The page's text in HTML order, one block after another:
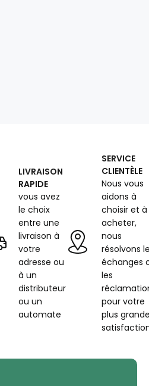
LIVRAISON
RAPIDE
vous avez
le choix
entre une
livraison à
votre
adresse ou
à un
distributeur
ou un
automate
SERVICE
CLIENTÈLE
Nous vous
aidons à
choisir et à
acheter,
nous
résolvons
échanges
les
pour votre
plus